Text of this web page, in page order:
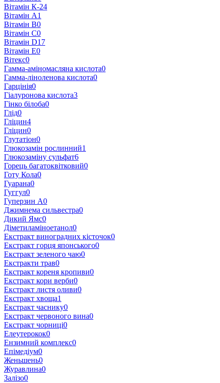
Вітамін К-24
Вітамін A1
Вітамін B0
Вітамін C0
Вітамін D17
Вітамін E0
Вітекс0
Гамма-аміномасляна кислота0
Гамма-ліноленова кислота0
Гарцінія0
Гіалуронова кислота3
Гінко білоба0
Глід0
Гліцин4
Гліцин0
Глутатіон0
Глюкозамін рослинний1
Глюкозаміну сульфат6
Горець багатоквітковий0
Готу Кола0
Гуарана0
Гуггул0
Гуперзин А0
Джимнема сильвестра0
Дикий Ямс0
Діметиламіноетанол0
Екстракт виноградних кісточок0
Екстракт горця японського0
Екстракт зеленого чаю0
Екстракти трав0
Екстракт кореня кропиви0
Екстракт кори верби0
Екстракт листя оливи0
Екстракт хвоща1
Екстракт часнику0
Екстракт червоного вина0
Екстракт чорниці0
Елеутерокок0
Ензимний комплекс0
Епімедіум0
Женьшень0
Журавлина0
Залізо0